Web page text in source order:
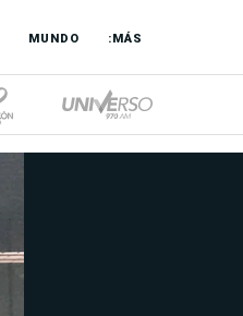
MUNDO :MÁS